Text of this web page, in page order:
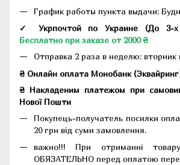
График работы пункта выдачи:
✓ Укрпочтой по Украине (До 3-х
Бесплатно при заказе от 2000 ₴
Отправка 2 раза в неделю: вторник
₴ Онлайн оплата Монобанк
₴ Накладеним платежом при
Нової Пошти
Покупець-получатель посилки
20 грн від суми замовлення.
важно!!! При отриманні
ОБЯЗАТЕЛЬНО перед оплатою